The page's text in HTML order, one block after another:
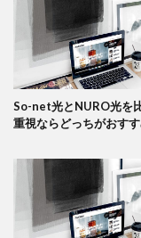
So-net光とNURO光を
重視ならどっちがおすす